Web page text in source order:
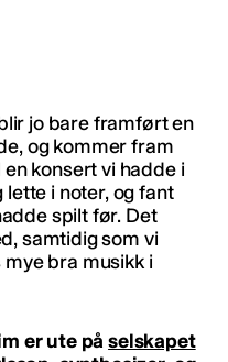
jo bare framført en
og kommer fram
konsert vi hadde i
lette i noter, og fant
spilt før. Det
samtidig som vi
bra musikk i
er ute påselskapet